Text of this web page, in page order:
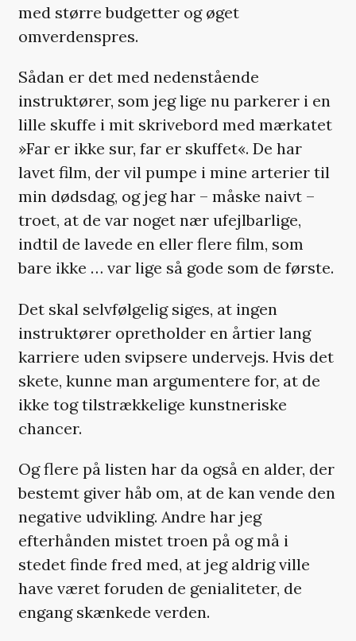
med større budgetter og øget
omverdenspres.
Sådan er det med nedenstående
instruktører, som jeg lige nu parkerer i en
lille skuffe i mit skrivebord med mærkatet
»Far er ikke sur, far er skuffet«. De har
lavet film, der vil pumpe i mine arterier til
min dødsdag, og jeg har – måske naivt –
troet, at de var noget nær ufejlbarlige,
indtil de lavede en eller flere film, som
bare ikke … var lige så gode som de første.
Det skal selvfølgelig siges, at ingen
instruktører opretholder en årtier lang
karriere uden svipsere undervejs. Hvis det
skete, kunne man argumentere for, at de
ikke tog tilstrækkelige kunstneriske
chancer.
Og flere på listen har da også en alder, der
bestemt giver håb om, at de kan vende den
negative udvikling. Andre har jeg
efterhånden mistet troen på og må i
stedet finde fred med, at jeg aldrig ville
have været foruden de genialiteter, de
engang skænkede verden.